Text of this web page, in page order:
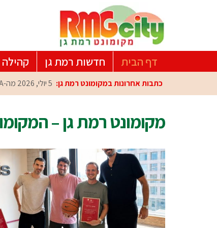
דף הבית חדשות רמת גן קהילה
כתבות אחרונות במקומונט רמת גן: 5 יולי, 2026 מה-NBA למרכז הפיתוח ברמת גן: עומרי כספי במפגש הוקרה מיוחד
מקומונט רמת גן –